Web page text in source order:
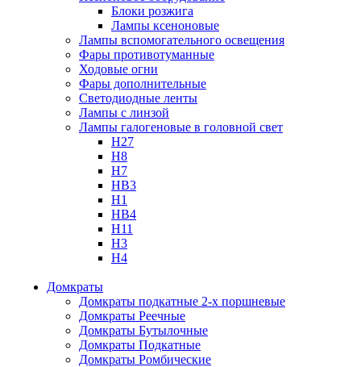
Блоки розжига
Лампы ксеноновые
Лампы вспомогательного освещения
Фары противотуманные
Ходовые огни
Фары дополнительные
Светодиодные ленты
Лампы с линзой
Лампы галогеновые в головной свет
H27
H8
H7
HB3
H1
HB4
H11
H3
H4
Домкраты
Домкраты подкатные 2-х поршневые
Домкраты Реечные
Домкраты Бутылочные
Домкраты Подкатные
Домкраты Ромбические